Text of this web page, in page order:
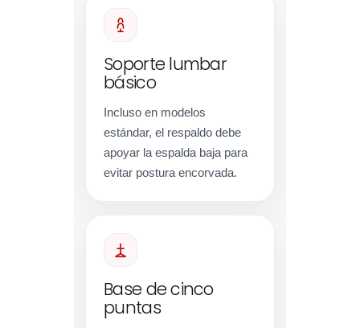
Soporte lumbar
básico
Incluso en modelos
estándar, el respaldo debe
apoyar la espalda baja para
evitar postura encorvada.
Base de cinco
puntas